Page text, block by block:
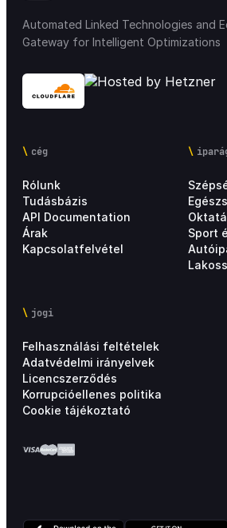
Automated Linked Technologies and
Gateway for Intelligent Optimizations
cég
Rólunk
Tudásbázis
API Documentation
Árak
Kapcsolatfelvétel
Sport
jogi
Felhasználási feltételek
Adatvédelmi irányelvek
Licencszerződés
Korrupcióellenes politika
Cookie tájékoztató